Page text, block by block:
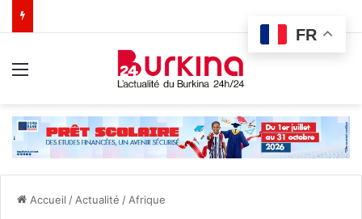
Accueil / Actualité / Afrique
FR